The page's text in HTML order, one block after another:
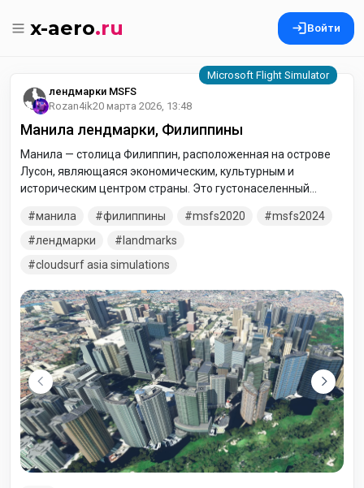
x-aero.ru Войти
лендмарки MSFS
Rozan4ik20 марта 2026, 13:48
Манила лендмарки, Филиппины
Манила — столица Филиппин, расположенная на острове
Лусон, являющаяся экономическим, культурным и
историческим центром страны. Это густонаселенный
Интрамурос) с современными небоскребами. Город служит
основными «воротами» для туристов, исследующих
манила филиппины msfs2020
msfs2024
лендмарки
landmarks
cloudsurf asia simulations